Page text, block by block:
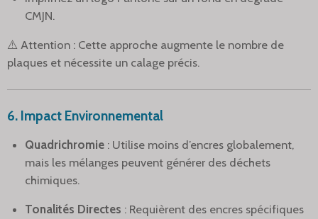
CMJN.
⚠️ Attention : Cette approche augmente le nombre de
plaques et nécessite un calage précis.
6. Impact Environnemental
Quadrichromie : Utilise moins d’encres globalement,
mais les mélanges peuvent générer des déchets
chimiques.
Tonalités Directes : Requièrent des encres spécifiques